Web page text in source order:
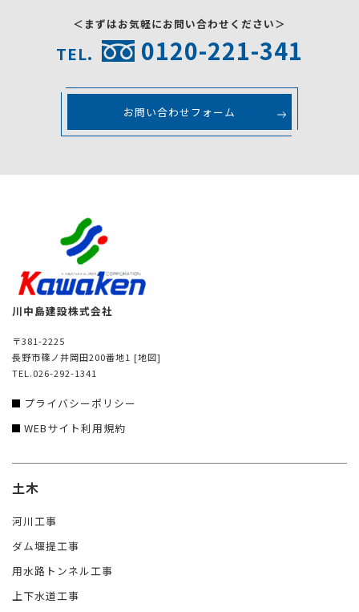
＜まずはお気軽にお問い合わせください＞
TEL. 0120-221-341
お問い合わせフォーム
川中島建設株式会社
〒381-2225
長野市篠ノ井岡田200番地1 [地図]
TEL.026-292-1341
プライバシーポリシー
WEBサイト利用規約
土木
河川工事
ダム堰提工事
用水路トンネル工事
上下水道工事